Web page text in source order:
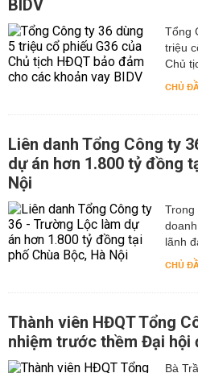
BIDV
Tổng
triệu
Chủ
CHỦ
Liên danh Tổng Công ty
dự án hơn 1.800 tỷ đồng
Nội
Trong
lãnh
CHỦ
Thành viên HĐQT Tổng
nhiệm trước thềm Đại hội
Bà